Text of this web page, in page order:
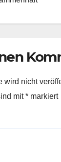
wird nicht
mit* markiert